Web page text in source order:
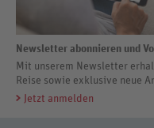
Newsletter abonnieren und
Mit unserem Newsletter
Reise sowie exklusive neue
Jetzt anmelden